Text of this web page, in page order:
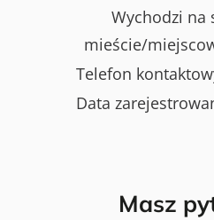
Wychodzi na
mieście/
Telefon
Data
Masz